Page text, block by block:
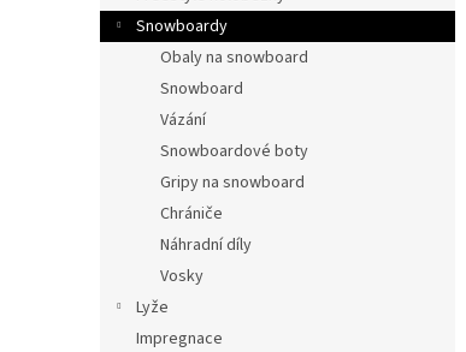
Snowboardy
Obaly na snowboard
Snowboard
Vázání
Snowboardové boty
Gripy na snowboard
Chrániče
Náhradní díly
Vosky
Lyže
Impregnace